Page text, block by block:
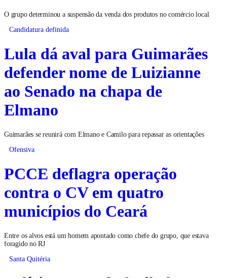
O grupo determinou a suspensão da venda dos produtos no comércio local
Candidatura definida
Lula dá aval para Guimarães
defender nome de Luizianne
ao Senado na chapa de
Elmano
Guimarães se reunirá com Elmano e Camilo para repassar as orientações
Ofensiva
PCCE deflagra operação
contra o CV em quatro
municípios do Ceará
Entre os alvos está um homem apontado como chefe do grupo, que estava
foragido no RJ
Santa Quitéria